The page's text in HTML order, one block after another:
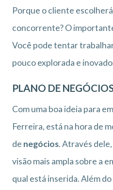
Porque o cliente
concorrente? O
Você pode tentar
pouco explorada e
PLANO DE
Com uma boa ideia para
Ferreira, está na hora de
de negócios. Através
visão mais ampla sobre a
qual está inserida. Além do